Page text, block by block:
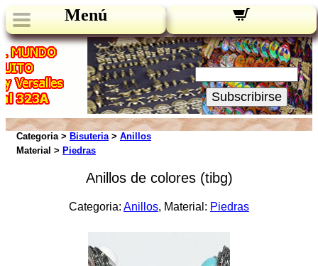
Menú
Novedades:
Su Email:
Subscribirse
Categoria > Bisuteria> Anillos
Material > Piedras
Anillos de colores (tibg)
Categoria: Anillos, Material: Piedras